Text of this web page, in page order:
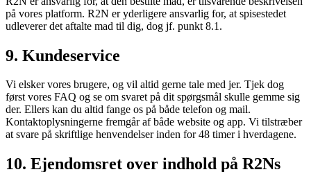
på vores platform. R2N er yderligere ansvarlig for, at spisestedet
udleverer det aftalte mad til dig, dog jf. punkt 8.1.
9. Kundeservice
Vi elsker vores brugere, og vil altid gerne tale med jer. Tjek dog
først vores FAQ og se om svaret på dit spørgsmål skulle gemme sig
der. Ellers kan du altid fange os på både telefon og mail.
Kontaktoplysningerne fremgår af både website og app. Vi tilstræber
at svare på skriftlige henvendelser inden for 48 timer i hverdagene.
10. Ejendomsret over indhold på R2Ns